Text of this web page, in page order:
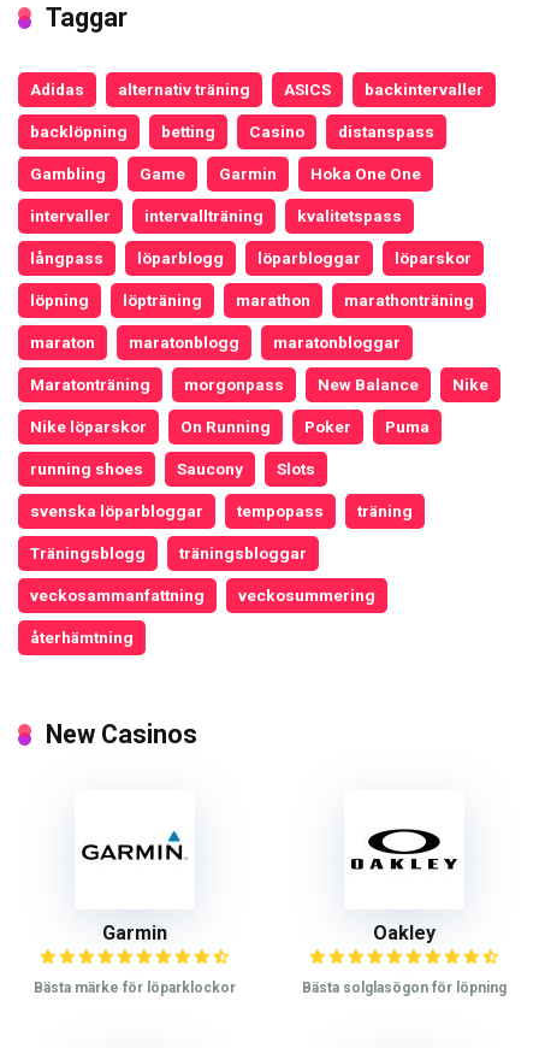
Taggar
Adidas alternativ träning ASICS backintervaller
backlöpning betting Casino distanspass
Gambling Game Garmin Hoka One One
intervaller intervallträning kvalitetspass
långpass löparblogg löparbloggar löparskor
löpning löpträning marathon marathonträning
maraton maratonblogg maratonbloggar
Maratonträning morgonpass New Balance Nike
Nike löparskor On Running Poker Puma
running shoes Saucony Slots
svenska löparbloggar tempopass träning
Träningsblogg träningsbloggar
veckosammanfattning veckosummering
återhämtning
New Casinos
Garmin
Bästa märke för löparklockor
Oakley
Bästa solglasögon för löpning